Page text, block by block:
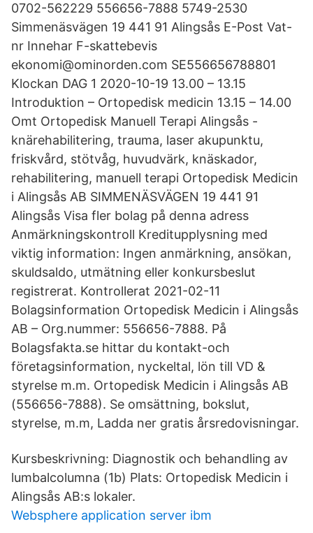
0702-562229 556656-7888 5749-2530
Simmenäsvägen 19 441 91 Alingsås E-Post Vat-
nr Innehar F-skattebevis
ekonomi@ominorden.com SE556656788801
Klockan DAG 1 2020-10-19 13.00 – 13.15
Introduktion – Ortopedisk medicin 13.15 – 14.00
Omt Ortopedisk Manuell Terapi Alingsås -
knärehabilitering, trauma, laser akupunktu,
friskvård, stötvåg, huvudvärk, knäskador,
rehabilitering, manuell terapi Ortopedisk Medicin
i Alingsås AB SIMMENÄSVÄGEN 19 441 91
Alingsås Visa fler bolag på denna adress
Anmärkningskontroll Kreditupplysning med
viktig information: Ingen anmärkning, ansökan,
skuldsaldo, utmätning eller konkursbeslut
registrerat. Kontrollerat 2021-02-11
Bolagsinformation Ortopedisk Medicin i Alingsås
AB – Org.nummer: 556656-7888. På
Bolagsfakta.se hittar du kontakt-och
företagsinformation, nyckeltal, lön till VD &
styrelse m.m. Ortopedisk Medicin i Alingsås AB
(556656-7888). Se omsättning, bokslut,
styrelse, m.m, Ladda ner gratis årsredovisningar.
Kursbeskrivning: Diagnostik och behandling av
lumbalcolumna (1b) Plats: Ortopedisk Medicin i
Alingsås AB:s lokaler.
Websphere application server ibm